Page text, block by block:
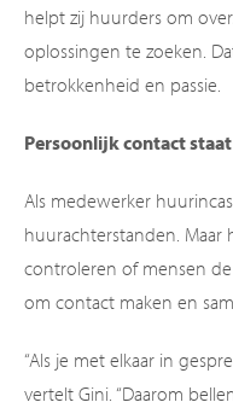
helpt zij huurders om
oplossingen te zoeken.
betrokkenheid en passie.
Persoonlijk contact
Als medewerker
huurachterstanden. Maar
controleren of mensen
om contact maken en
“Als je met elkaar in
vertelt Gini. “Daarom